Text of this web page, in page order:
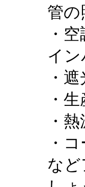
管の
・
イン
・
・
・
・
な